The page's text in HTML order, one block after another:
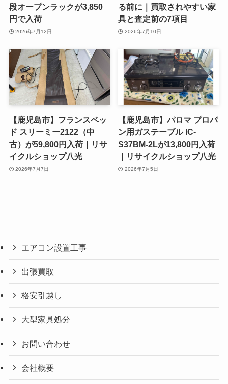
段オープンラックが3,850
円で入荷
2026年7月12日
る前に｜買取されやすい家
具と査定前の7項目
2026年7月10日
【鹿児島市】フランスベッ
ド スリーミー2122（中
古）が59,800円入荷｜リサ
イクルショップ八光
2026年7月7日
【鹿児島市】パロマ プロパ
ン用ガステーブル IC-
S37BM-2Lが13,800円入荷
｜リサイクルショップ八光
2026年7月5日
エアコン設置工事
出張買取
格安引越し
大型家具処分
お問い合わせ
会社概要